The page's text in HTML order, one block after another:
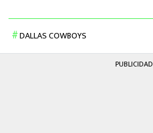
DALLAS COWBOYS
PUBLICIDAD